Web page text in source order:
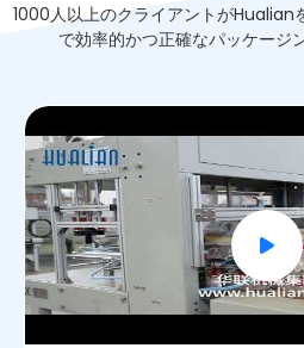
1000人以上のクライアントがHualian
で効率的かつ正確なパッケージ